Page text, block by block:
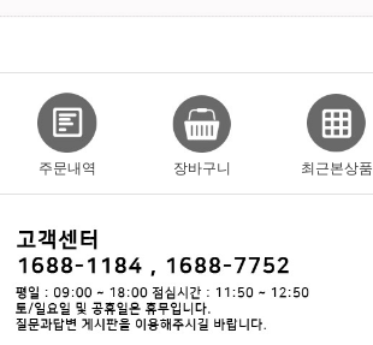
주문내역 장바구니 최근본상품